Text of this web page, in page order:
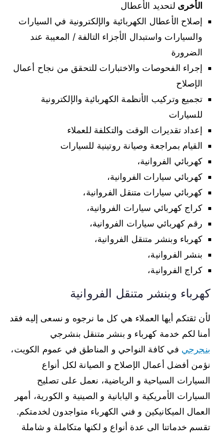
الأخرى لتحديد الأعطال
إصلاح الأعطال الكهربائية والإلكترونية في السيارات
والسيارات واستبدال الأجزاء التالفة / المعيبة عند
الضرورة
إجراء الفحوصات والاختبارات للتحقق من نجاح أعمال
الإصلاح
تجميع وتركيب الأنظمة الكهربائية والإلكترونية
للسيارات
إعداد تقديرات الوقت والتكلفة للعملاء
القيام بمراجعة وصيانة روتينية للسيارات
كهربائي الفروانية،
كهربائي سيارات الفروانية،
كهربائي سيارات متنقل الفروانية،
كراج كهربائي سيارات الفروانية،
رقم كهربائي سيارات الفروانية،
كهرباء وبنشر متنقل الفروانية،
بنشر الفروانية،
كراج الفروانية،
كهرباء وبنشر متنقل الفروانية
لأن ثقتكم أيها العملاء هي كل ما نرجوه و نسعى إليه فقد
أمنا لكم خدمة كهرباء و بنشر متنقل بنشرجي
بنجرجي في كافة النواحي و المناطق في عموم الكويت،
نؤمن أفضل أعمال الإصلاح و الصيانة لكل أنواع
السيارات السياحية و الرياضية، نعمل على تصليح
السيارات الأمريكية و اليابانية و الصينية و الكورية، أمهر
العمال الميكانيكين و فني الكهرباء متواجدون لخدمتكم.
تقسم خدماتنا الى عدة أنواع و لكنها متكاملة و شاملة